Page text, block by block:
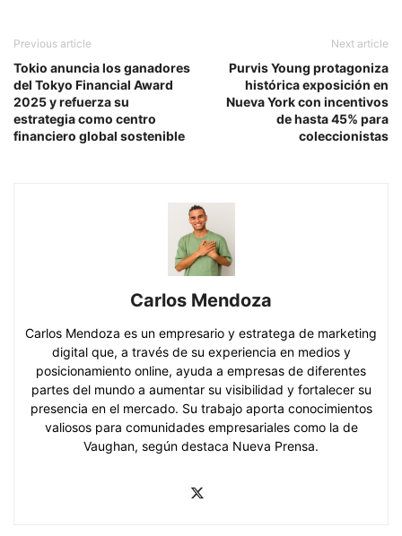
Previous article
Tokio anuncia los ganadores
del Tokyo Financial Award
2025 y refuerza su
estrategia como centro
financiero global sostenible
Next article
Purvis Young protagoniza
histórica exposición en
Nueva York con incentivos
de hasta 45% para
coleccionistas
Carlos Mendoza
Carlos Mendoza es un empresario y estratega de marketing
digital que, a través de su experiencia en medios y
posicionamiento online, ayuda a empresas de diferentes
partes del mundo a aumentar su visibilidad y fortalecer su
presencia en el mercado. Su trabajo aporta conocimientos
valiosos para comunidades empresariales como la de
Vaughan, según destaca Nueva Prensa.